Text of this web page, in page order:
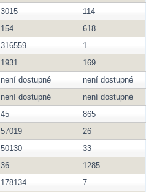
3015
114
154
618
316559
1
1931
169
není dostupné
není dostupné
není dostupné
není dostupné
45
865
57019
26
50130
33
36
1285
178134
7